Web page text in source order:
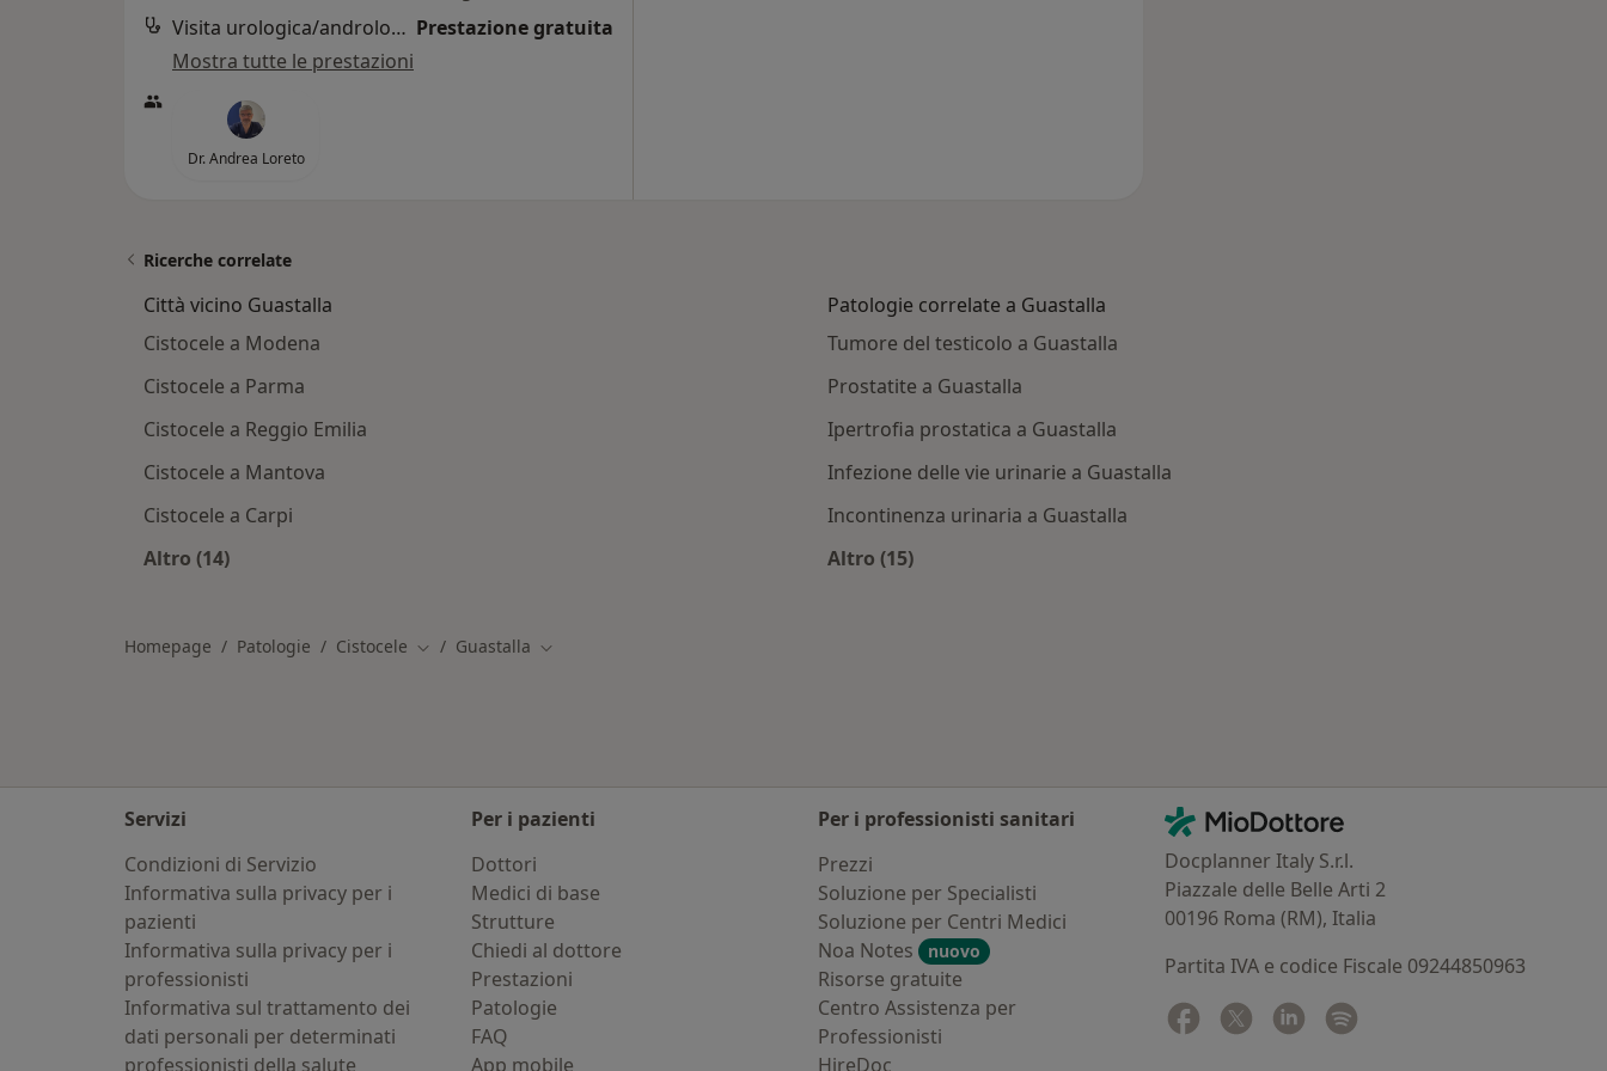
Visita urologica/andrologica Prestazione gratuita
Mostra tutte le prestazioni
Dr. Andrea Loreto
Ricerche correlate
Città vicino Guastalla
Cistocele a Modena
Cistocele a Parma
Cistocele a Reggio Emilia
Cistocele a Mantova
Cistocele a Carpi
Altro (14)
Patologie correlate a Guastalla
Tumore del testicolo a Guastalla
Prostatite a Guastalla
Ipertrofia prostatica a Guastalla
Infezione delle vie urinarie a Guastalla
Incontinenza urinaria a Guastalla
Altro (15)
Homepage Patologie Cistocele Cambia città
Guastalla Cambia città
Servizi
Condizioni di Servizio
Informativa sulla privacy per i
pazienti
Informativa sulla privacy per i
professionisti
Informativa sul trattamento dei
dati personali per determinati
professionisti della salute
Per i pazienti
Dottori
Medici di base
Strutture
Chiedi al dottore
Prestazioni
Patologie
FAQ
App mobile
Per i professionisti sanitari
Prezzi
Soluzione per Specialisti
Soluzione per Centri Medici
Noa Notes
nuovo
Risorse gratuite
Centro Assistenza per
Professionisti
HireDoc
Contatti
MioDottore - Homepage
Docplanner Italy S.r.l.
Piazzale delle Belle Arti 2
00196 Roma (RM), Italia
Partita IVA e codice Fiscale 09244850963
Facebook
si apre in una nuova scheda
Twitter
si apre in una nuova scheda
Linkedin
si apre in una nuova scheda